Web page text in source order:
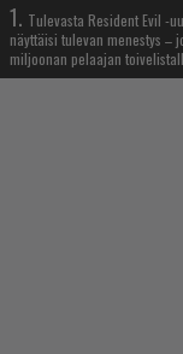
1. Tulevasta Resident Evil -
näyttäisi tulevan menestys –
miljoonan pelaajan